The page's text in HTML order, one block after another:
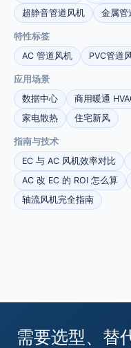
超静音管道风机
金属管
特性标签
AC 管道风机
PVC管道
应用场景
数据中心
商用暖通
家电散热
住宅新风
指南与技术
EC 与 AC 风机效率对比
AC 改 EC 的 ROI 怎么算
轴流风机完全指南
需要选型、替